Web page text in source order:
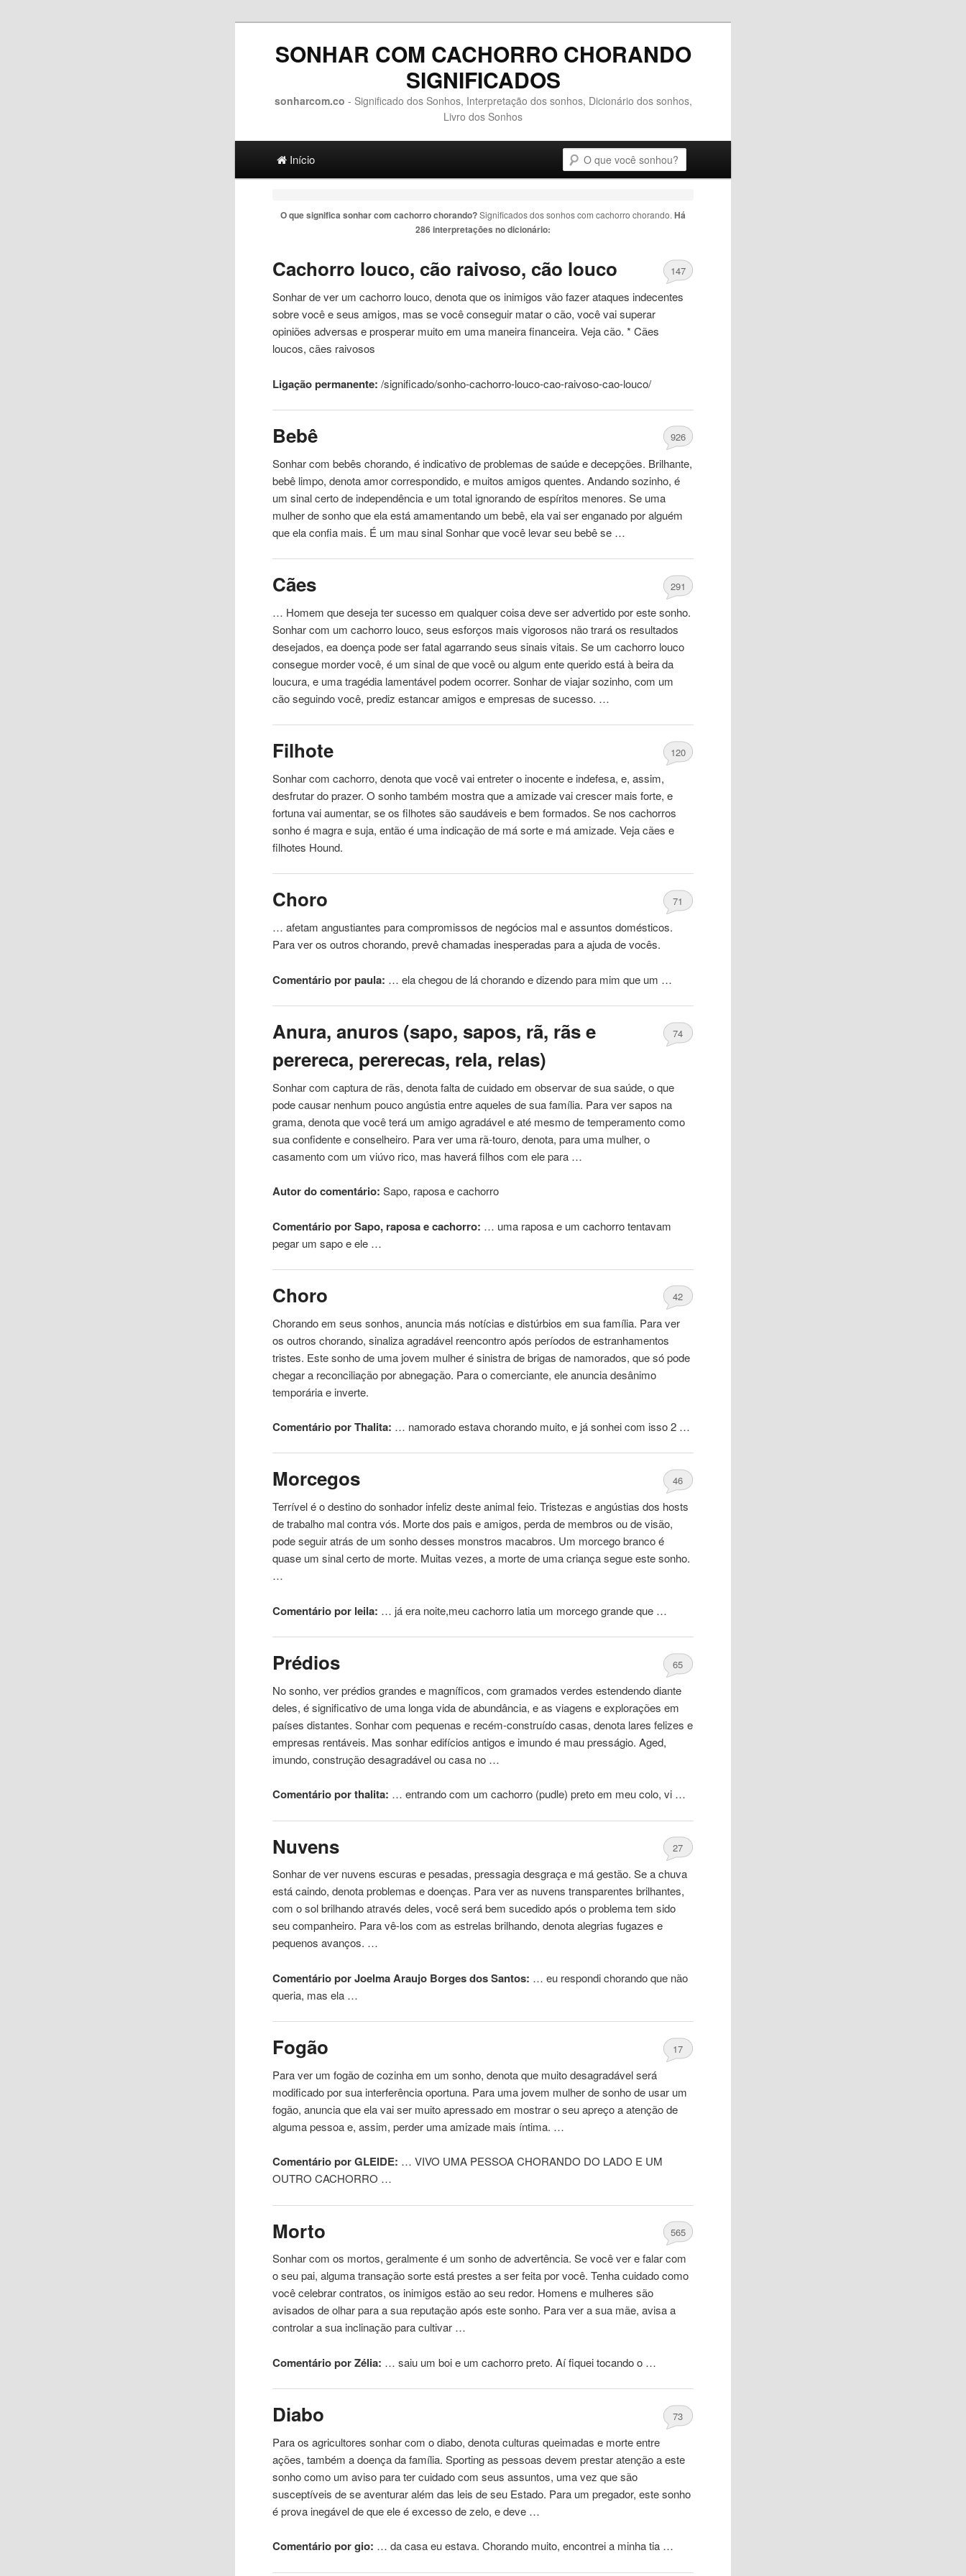
SONHAR COM CACHORRO CHORANDO
SIGNIFICADOS
sonharcom.co - Significado dos Sonhos, Interpretação dos sonhos, Dicionário dos sonhos,
Livro dos Sonhos
Ir para o conteúdo principal
Ir para o conteúdo secundário
Início
O que significa sonhar com cachorro chorando?Significados dos sonhos com cachorro chorando.Há
286 interpretações no dicionário:
Cachorro louco, cão raivoso, cão louco 147
Sonhar de ver umcachorro louco, denota que os inimigos vão fazer ataques indecentes
sobre você e seus amigos, mas se você conseguir matar o cão, você vai superar
opiniões adversas e prosperar muito em uma maneira financeira. Veja cão. * Cães
loucos, cães raivosos
Ligação permanente: /significado/sonho-cachorro-louco-cao-raivoso-cao-louco/
Bebê 926
Sonhar com bebêschorando, é indicativo de problemas de saúde e decepções. Brilhante,
bebê limpo, denota amor correspondido, e muitos amigos quentes. Andando sozinho, é
um sinal certo de independência e um total ignorando de espíritos menores. Se uma
mulher de sonho que ela está amamentando um bebê, ela vai ser enganado por alguém
que ela confia mais. É um mau sinal Sonhar que você levar seu bebê se …
Cães 291
… Homem que deseja ter sucesso em qualquer coisa deve ser advertido por este sonho.
Sonhar com umcachorro louco, seus esforços mais vigorosos não trará os resultados
desejados, ea doença pode ser fatal agarrando seus sinais vitais. Se umcachorro louco
consegue morder você, é um sinal de que você ou algum ente querido está à beira da
loucura, e uma tragédia lamentável podem ocorrer. Sonhar de viajar sozinho, com um
cão seguindo você, prediz estancar amigos e empresas de sucesso. …
Filhote 120
Sonhar comcachorro, denota que você vai entreter o inocente e indefesa, e, assim,
desfrutar do prazer. O sonho também mostra que a amizade vai crescer mais forte, e
fortuna vai aumentar, se os filhotes são saudáveis ​​e bem formados. Se nos cachorros
sonho é magra e suja, então é uma indicação de má sorte e má amizade. Veja cães e
filhotes Hound.
Choro 71
… afetam angustiantes para compromissos de negócios mal e assuntos domésticos.
Para ver os outroschorando, prevê chamadas inesperadas para a ajuda de vocês.
Comentário por paula: … ela chegou de láchorandoe dizendo para mim que um …
Anura, anuros (sapo, sapos, rã, rãs e
perereca, pererecas, rela, relas)
74
Sonhar com captura de rãs, denota falta de cuidado em observar de sua saúde, o que
pode causar nenhum pouco angústia entre aqueles de sua família. Para ver sapos na
grama, denota que você terá um amigo agradável e até mesmo de temperamento como
sua confidente e conselheiro. Para ver uma rã-touro, denota, para uma mulher, o
casamento com um viúvo rico, mas haverá filhos com ele para …
Autor do comentário: Sapo, raposa ecachorro
Comentário por Sapo, raposa e cachorro: … uma raposa e umcachorrotentavam
pegar um sapo e ele …
Choro 42
Chorandoem seus sonhos, anuncia más notícias e distúrbios em sua família. Para ver
os outroschorando, sinaliza agradável reencontro após períodos de estranhamentos
tristes. Este sonho de uma jovem mulher é sinistra de brigas de namorados, que só pode
chegar a reconciliação por abnegação. Para o comerciante, ele anuncia desânimo
temporária e inverte.
Comentário por Thalita: … namorado estavachorando muito, e já sonhei com isso 2 …
Morcegos 46
Terrível é o destino do sonhador infeliz deste animal feio. Tristezas e angústias dos hosts
de trabalho mal contra vós. Morte dos pais e amigos, perda de membros ou de visão,
pode seguir atrás de um sonho desses monstros macabros. Um morcego branco é
quase um sinal certo de morte. Muitas vezes, a morte de uma criança segue este sonho.
…
Comentário por leila: … já era noite,meucachorro latia um morcego grande que …
Prédios 65
No sonho, ver prédios grandes e magníficos, com gramados verdes estendendo diante
deles, é significativo de uma longa vida de abundância, e as viagens e explorações em
países distantes. Sonhar com pequenas e recém-construído casas, denota lares felizes e
empresas rentáveis. Mas sonhar edifícios antigos e imundo é mau presságio. Aged,
imundo, construção desagradável ou casa no …
Comentário por thalita: … entrando com umcachorro (pudle) preto em meu colo, vi …
Nuvens 27
Sonhar de ver nuvens escuras e pesadas, pressagia desgraça e má gestão. Se a chuva
está caindo, denota problemas e doenças. Para ver as nuvens transparentes brilhantes,
com o sol brilhando através deles, você será bem sucedido após o problema tem sido
seu companheiro. Para vê-los com as estrelas brilhando, denota alegrias fugazes e
pequenos avanços. …
Comentário por Joelma Araujo Borges dos Santos: … eu respondichorandoque não
queria, mas ela …
Fogão 17
Para ver um fogão de cozinha em um sonho, denota que muito desagradável será
modificado por sua interferência oportuna. Para uma jovem mulher de sonho de usar um
fogão, anuncia que ela vai ser muito apressado em mostrar o seu apreço a atenção de
alguma pessoa e, assim, perder uma amizade mais íntima. …
Comentário por GLEIDE: … VIVO UMA PESSOACHORANDO DO LADO E UM
OUTROCACHORRO …
Morto 565
Sonhar com os mortos, geralmente é um sonho de advertência. Se você ver e falar com
o seu pai, alguma transação sorte está prestes a ser feita por você. Tenha cuidado como
você celebrar contratos, os inimigos estão ao seu redor. Homens e mulheres são
avisados ​​de olhar para a sua reputação após este sonho. Para ver a sua mãe, avisa a
controlar a sua inclinação para cultivar …
Comentário por Zélia: … saiu um boi e umcachorropreto. Aí fiquei tocando o …
Diabo 73
Para os agricultores sonhar com o diabo, denota culturas queimadas e morte entre
ações, também a doença da família. Sporting as pessoas devem prestar atenção a este
sonho como um aviso para ter cuidado com seus assuntos, uma vez que são
susceptíveis de se aventurar além das leis de seu Estado. Para um pregador, este sonho
é prova inegável de que ele é excesso de zelo, e deve …
Comentário por gio: … da casa eu estava.Chorando muito, encontrei a minha tia …